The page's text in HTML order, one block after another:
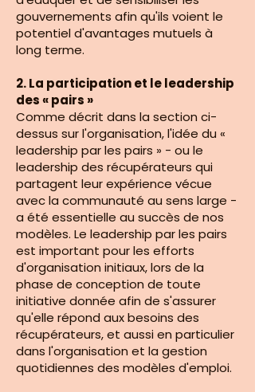
gouvernements afin qu'ils voient le
potentiel d'avantages mutuels à
long terme.
2. La participation et le leadership
des « pairs »
Comme décrit dans la section ci-
dessus sur l'organisation, l'idée du «
leadership par les pairs » - ou le
leadership des récupérateurs qui
partagent leur expérience vécue
avec la communauté au sens large -
a été essentielle au succès de nos
modèles. Le leadership par les pairs
est important pour les efforts
d'organisation initiaux, lors de la
phase de conception de toute
initiative donnée afin de s'assurer
qu'elle répond aux besoins des
récupérateurs, et aussi en particulier
dans l'organisation et la gestion
quotidiennes des modèles d'emploi.